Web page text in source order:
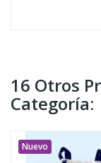
16 Otros
Categoría:
Nuevo